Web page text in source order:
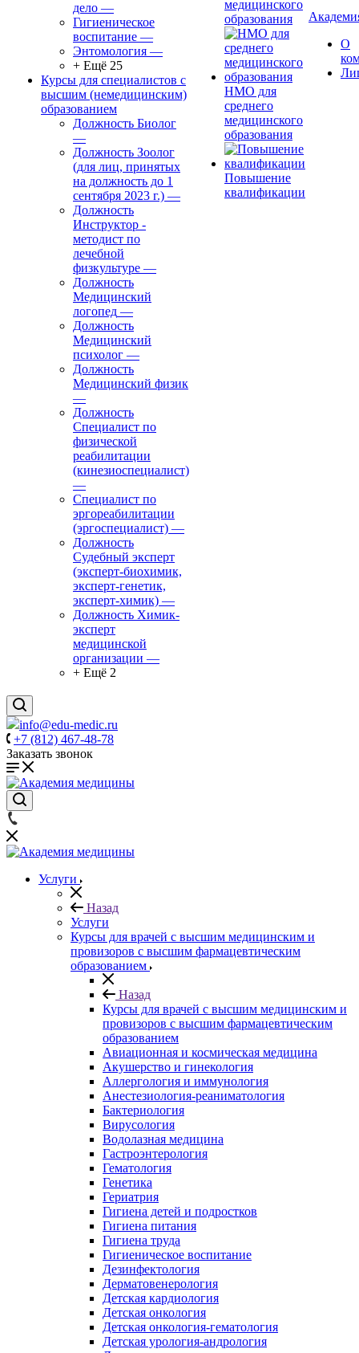
дело —
Гигиеническое
воспитание —
Энтомология —
+ Ещё 25
Курсы для специалистов с
высшим (немедицинским)
образованием
Должность Биолог
—
Должность Зоолог
(для лиц, принятых
на должность до 1
сентября 2023 г.) —
Должность
Инструктор -
методист по
лечебной
физкультуре —
Должность
Медицинский
логопед —
Должность
Медицинский
психолог —
Должность
Медицинский физик
—
Должность
Специалист по
физической
реабилитации
(кинезиоспециалист)
—
Специалист по
эргореабилитации
(эргоспециалист) —
Должность
Судебный эксперт
(эксперт-биохимик,
эксперт-генетик,
эксперт-химик) —
Должность Химик-
эксперт
медицинской
организации —
+ Ещё 2
медицинского
образования
НМО для
среднего
медицинского
образования
Повышение
квалификации
О
info@edu-medic.ru
+7 (812) 467-48-78
Заказать звонок
Услуги
Назад
Услуги
Курсы для врачей с высшим медицинским и
провизоров с высшим фармацевтическим
образованием
Назад
Курсы для врачей с высшим медицинским и
провизоров с высшим фармацевтическим
образованием
Авиационная и космическая медицина
Акушерство и гинекология
Аллергология и иммунология
Анестезиология-реаниматология
Бактериология
Вирусология
Водолазная медицина
Гастроэнтерология
Гематология
Генетика
Гериатрия
Гигиена детей и подростков
Гигиена питания
Гигиена труда
Гигиеническое воспитание
Дезинфектология
Дерматовенерология
Детская кардиология
Детская онкология
Детская онкология-гематология
Детская урология-андрология